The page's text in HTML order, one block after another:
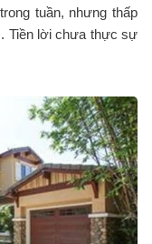
tuần, nhưng thấp
Tiền lời chưa thực sự